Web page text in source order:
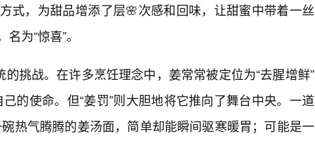
式，为甜品增添了层🌸次感和回味，让甜蜜中带着一丝
为“惊喜”。
的挑战。在许多烹饪理念中，姜常常被定位为“去腥增鲜”
的使命。但“姜罚”则大胆地将它推向了舞台中央。一道
热气腾腾的姜汤面，简单却能瞬间驱寒暖胃；可能是一